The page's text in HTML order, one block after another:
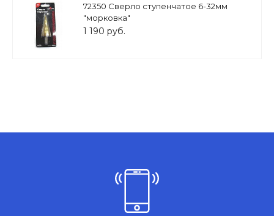
72350 Сверло ступенчатое 6-32мм
"морковка"
1 190 руб.